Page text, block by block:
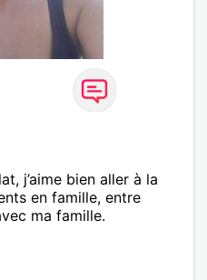
j’aime bien aller à la
en famille, entre
ma famille.